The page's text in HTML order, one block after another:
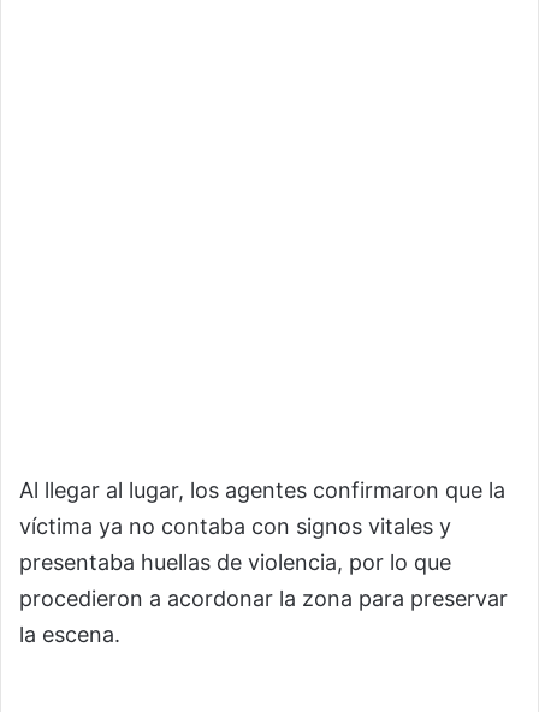
Al llegar al lugar, los agentes confirmaron que la
víctima ya no contaba con signos vitales y
presentaba huellas de violencia, por lo que
procedieron a acordonar la zona para preservar
la escena.